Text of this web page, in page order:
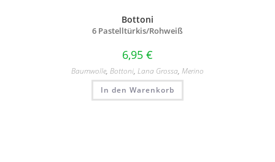
Bottoni
6 Pastelltürkis/Rohweiß
6,95 €
Baumwolle, Bottoni, Lana Grossa, Merino
In den Warenkorb